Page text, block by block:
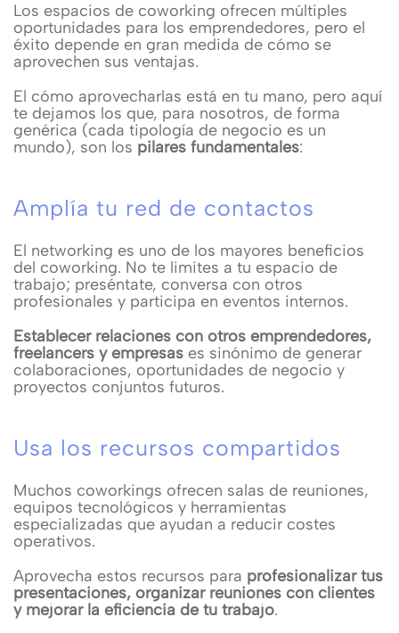
Los espacios de coworking ofrecen múltiples
oportunidades para los emprendedores, pero el
éxito depende en gran medida de cómo se
aprovechen sus ventajas.
El cómo aprovecharlas está en tu mano, pero aquí
te dejamos los que, para nosotros, de forma
genérica (cada tipología de negocio es un
mundo), son los pilares fundamentales:
Amplía tu red de contactos
El networking es uno de los mayores beneficios
del coworking. No te limites a tu espacio de
trabajo; preséntate, conversa con otros
profesionales y participa en eventos internos.
Establecer relaciones con otros emprendedores,
freelancers y empresas es sinónimo de generar
colaboraciones, oportunidades de negocio y
proyectos conjuntos futuros.
Usa los recursos compartidos
Muchos coworkings ofrecen salas de reuniones,
equipos tecnológicos y herramientas
especializadas que ayudan a reducir costes
operativos.
Aprovecha estos recursos para profesionalizar tus
presentaciones, organizar reuniones con clientes
y mejorar la eficiencia de tu trabajo.